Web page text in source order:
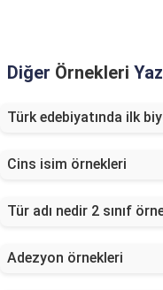
Diğer Örnekleri
Türk edebiyatında ilk
Cins isim örnekleri
Tür adı nedir 2 sınıf
Adezyon örnekleri